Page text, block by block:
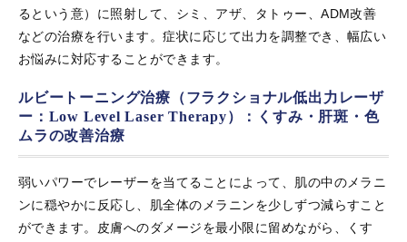
るという意）に照射して、シミ、アザ、タトゥー、ADM改善
などの治療を行います。症状に応じて出力を調整でき、幅広い
お悩みに対応することができます。
ルビートーニング治療（フラクショナル低出力レーザ
ー：Low Level Laser Therapy）：くすみ・肝斑・色
ムラの改善治療
弱いパワーでレーザーを当てることによって、肌の中のメラニ
ンに穏やかに反応し、肌全体のメラニンを少しずつ減らすこと
ができます。皮膚へのダメージを最小限に留めながら、くす